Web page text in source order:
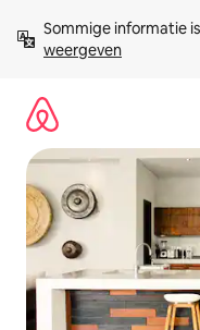
direct
naar
Sommige informatie
weergeven